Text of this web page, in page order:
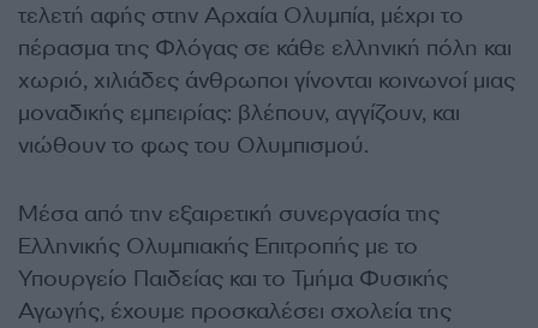
τελετή αφής στην Αρχαία Ολυμπία, μέχρι το
πέρασμα της Φλόγας σε κάθε ελληνική πόλη και
χωριό, χιλιάδες άνθρωποι γίνονται κοινωνοί μιας
μοναδικής εμπειρίας: βλέπουν, αγγίζουν, και
νιώθουν το φως του Ολυμπισμού.
Μέσα από την εξαιρετική συνεργασία της
Ελληνικής Ολυμπιακής Επιτροπής με το
Υπουργείο Παιδείας και το Τμήμα Φυσικής
Αγωγής, έχουμε προσκαλέσει σχολεία της